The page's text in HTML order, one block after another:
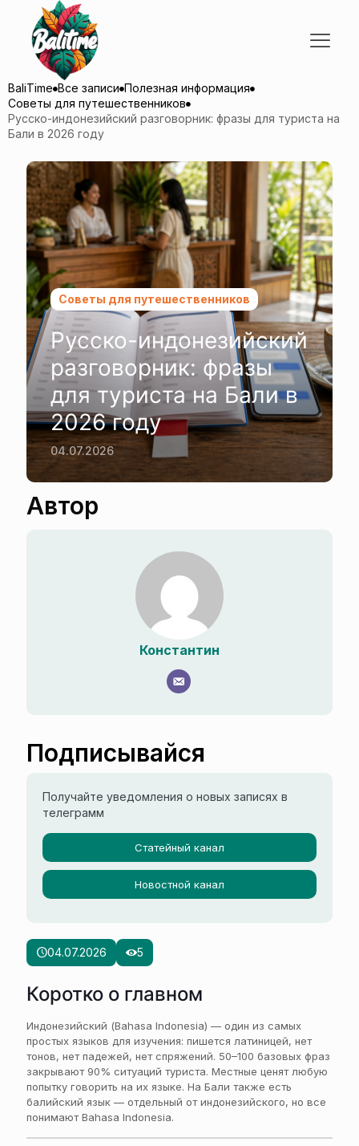
BaliTime Все записи Полезная информация
Советы для путешественников
Русско-индонезийский разговорник: фразы для туриста на
Бали в 2026 году
Советы для путешественников
Русско-индонезийский
разговорник: фразы
для туриста на Бали в
2026 году
04.07.2026
04.07.2026 5
Коротко о главном
Индонезийский (Bahasa Indonesia) — один из самых
простых языков для изучения: пишется латиницей, нет
тонов, нет падежей, нет спряжений. 50–100 базовых фраз
закрывают 90% ситуаций туриста. Местные ценят любую
попытку говорить на их языке. На Бали также есть
балийский язык — отдельный от индонезийского, но все
понимают Bahasa Indonesia.
Автор
Константин
Подписывайся
Получайте уведомления о новых записях в
телеграмм
Статейный канал
Новостной канал